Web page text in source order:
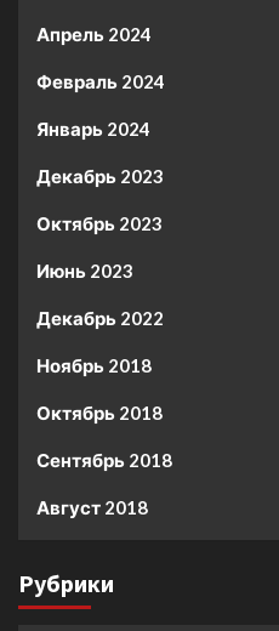
Апрель 2024
Февраль 2024
Январь 2024
Декабрь 2023
Октябрь 2023
Июнь 2023
Декабрь 2022
Ноябрь 2018
Октябрь 2018
Сентябрь 2018
Август 2018
Рубрики